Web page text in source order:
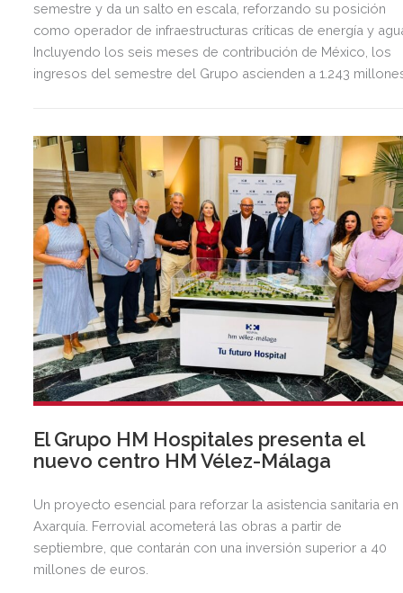
semestre y da un salto en escala, reforzando su posición
como operador de infraestructuras críticas de energía y
Incluyendo los seis meses de contribución de México, los
ingresos del semestre del Grupo ascienden a 1.243
El Grupo HM Hospitales presenta el
nuevo centro HM Vélez-Málaga
Un proyecto esencial para reforzar la asistencia sanitaria en
Axarquía. Ferrovial acometerá las obras a partir de
septiembre, que contarán con una inversión superior a 40
millones de euros.